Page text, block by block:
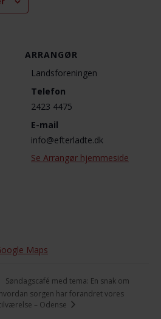
Maps
ARRANGØR
Landsforeningen
Telefon
2423 4475
E-mail
info@efterladte.dk
Se Arrangør hjemmeside
Søndagscafé med tema: En snak om
hvordan sorgen har forandret vores
– Odense